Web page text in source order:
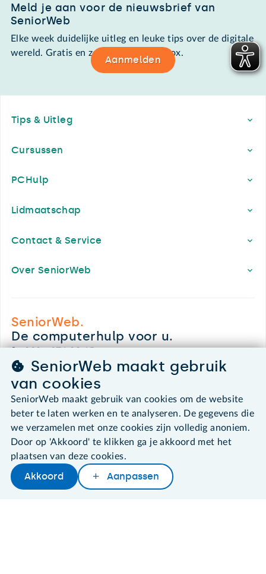
Later lezen Delen Woordenboek
Meld je aan voor de nieuwsbrief van
SeniorWeb
Elke week duidelijke uitleg en leuke tips over de digitale
wereld. Gratis en zomaar in de mailbox.
Aanmelden
Tips & Uitleg
Cursussen
PCHulp
Lidmaatschap
Contact & Service
Over SeniorWeb
SeniorWeb.
De computerhulp voor u.
leden@seniorweb.nl
©2026 SeniorWeb
Algemene voorwaarden
Cookies en cookie-instellingen
Disclaimer
SeniorWeb maakt gebruik
van cookies
SeniorWeb maakt gebruik van cookies om de website
beter te laten werken en te analyseren. De gegevens die
we verzamelen met onze cookies zijn volledig anoniem.
Door op 'Akkoord' te klikken ga je akkoord met het
plaatsen van deze cookies.
Akkoord Aanpassen